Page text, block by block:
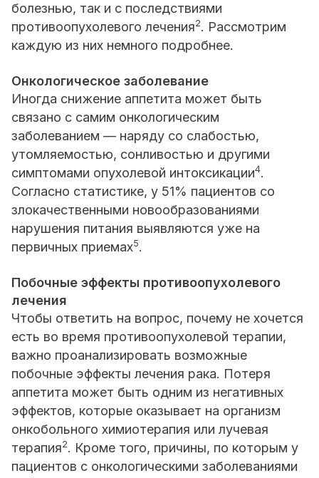
болезнью, так и с последствиями
противоопухолевого лечения2. Рассмотрим
каждую из них немного подробнее.
Онкологическое заболевание
Иногда снижение аппетита может быть
связано с самим онкологическим
заболеванием — наряду со слабостью,
утомляемостью, сонливостью и другими
симптомами опухолевой интоксикации4.
Согласно статистике, у 51% пациентов со
злокачественными новообразованиями
нарушения питания выявляются уже на
первичных приемах5.
Побочные эффекты противоопухолевого
лечения
Чтобы ответить на вопрос, почему не хочется
есть во время противоопухолевой терапии,
важно проанализировать возможные
побочные эффекты лечения рака. Потеря
аппетита может быть одним из негативных
эффектов, которые оказывает на организм
онкобольного химиотерапия или лучевая
терапия2. Кроме того, причины, по которым у
пациентов с онкологическими заболеваниями